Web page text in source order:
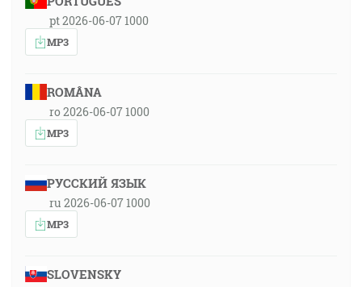
pt 2026-06-07 1000
MP3
ROMÂNA
ro 2026-06-07 1000
MP3
РУССКИЙ ЯЗЫК
ru 2026-06-07 1000
MP3
SLOVENSKY